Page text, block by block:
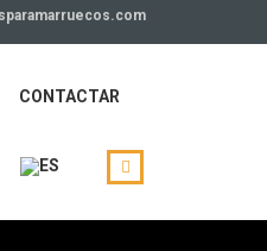
CONTACTAR